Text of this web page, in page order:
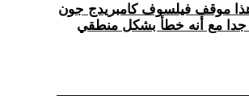
هذا موقف فيلسوف كامبريدج جون
جدا مع أنه خطأ بشكل منطقي